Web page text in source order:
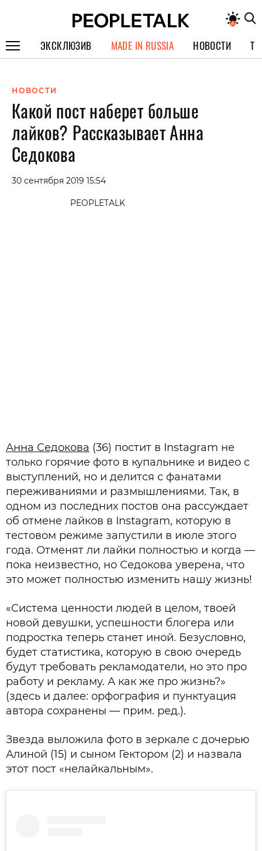
ЭКСКЛЮЗИВ
СПЕЦПРОЕКТЫ
ИНТЕРВЬЮ
ПОКОЛЕНИЕ
MADE IN RUSSIA НОВОСТИ
НОВОСТИ
Какой пост наберет больше
лайков? Рассказывает Анна
Седокова
30 сентября 2019 15:54
PEOPLETALK
Анна Седокова (36) постит в Instagram не
только горячие фото в купальнике и видео с
выступлений, но и делится с фанатами
переживаниями и размышлениями. Так, в
одном из последних постов она рассуждает
об отмене лайков в Instagram, которую в
тестовом режиме запустили в июле этого
года. Отменят ли лайки полностью и когда —
пока неизвестно, но Седокова уверена, что
это может полностью изменить нашу жизнь!
«Система ценности людей в целом, твоей
новой девушки, успешности блогера или
подростка теперь станет иной. Безусловно,
будет статистика, которую в свою очередь
будут требовать рекламодатели, но это про
работу и рекламу. А как же про жизнь?»
(здесь и далее: орфография и пунктуация
автора сохранены — прим. ред.).
Звезда выложила фото в зеркале с дочерью
Алиной (15) и сыном Гектором (2) и назвала
этот пост «нелайкальным».